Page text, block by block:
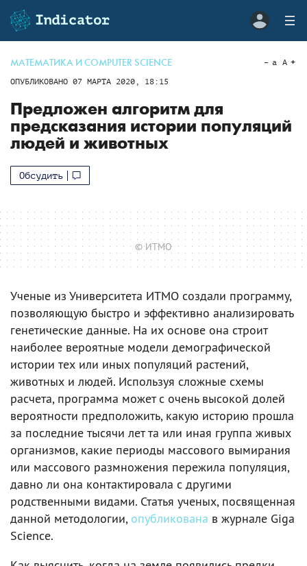
МАТЕМАТИКА И COMPUTER SCIENCE
ОПУБЛИКОВАНО 07 МАРТА 2020, 18:15
a A
Предложен алгоритм для
предсказания истории популяций
людей и животных
Обсудить
© ИТМО
Ученые из Университета ИТМО создали программу,
позволяющую быстро и эффективно анализировать
генетические данные. На их основе она строит
наиболее вероятные модели демографической
истории тех или иных популяций растений,
животных и людей. Используя сложные схемы
расчета, программа может с очень высокой долей
вероятности предположить, какую историю прошла
за последние тысячи лет та или иная группа живых
организмов, какие периоды массового вымирания
или массового размножения пережила популяция,
давно ли она контактировала с другими
родственными видами. Статья ученых, посвященная
данной методологии, опубликована в журнале Giga
Science.